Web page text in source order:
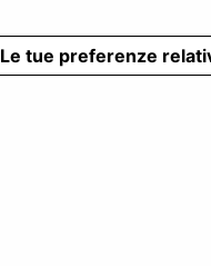
Le tue preferenze